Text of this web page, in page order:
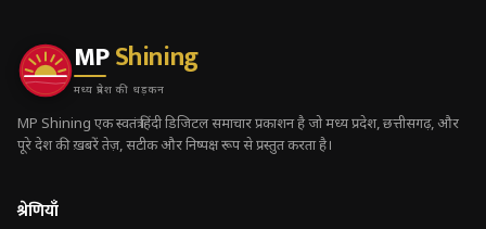
MPShining
मध्य प्रदेश की धड़कन
MP Shining एक स्वतंत्र हिंदी डिजिटल समाचार प्रकाशन है जो मध्य प्रदेश, छत्तीसगढ़, और
पूरे देश की ख़बरें तेज़, सटीक और निष्पक्ष रूप से प्रस्तुत करता है।
श्रेणियाँ